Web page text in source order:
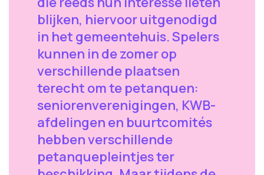
blijken, hiervoor uitgenodigd
in het gemeentehuis. Spelers
kunnen in de zomer op
verschillende plaatsen
terecht om te petanquen:
seniorenverenigingen, KWB-
afdelingen en buurtcomités
hebben verschillende
petanquepleintjes ter